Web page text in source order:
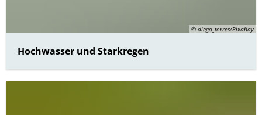
© diego_torres/Pixabay
Hochwasser und Starkregen